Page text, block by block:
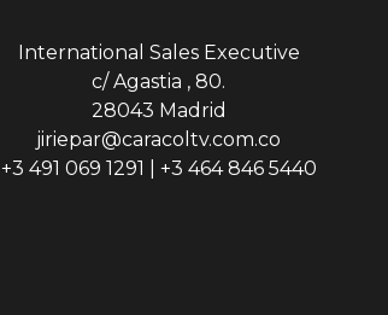
International Sales Executive
c/ Agastia , 80.
28043 Madrid
jiriepar@caracoltv.com.co
+3 491 069 1291 | +3 464 846 5440